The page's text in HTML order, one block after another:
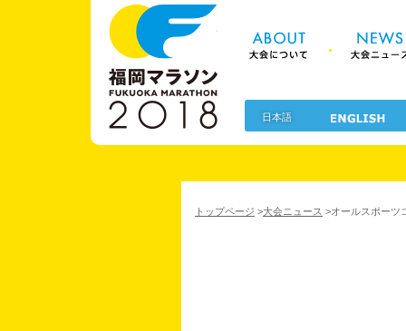
福岡マラソ
日本語
トップページ >大会ニュース >オールスポーツ